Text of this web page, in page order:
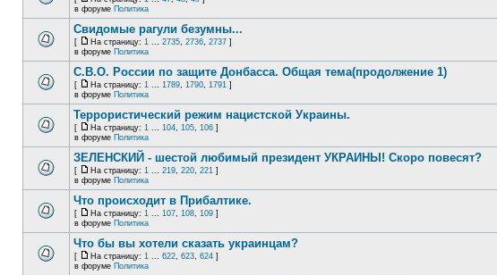
в форуме Политика
Свидомые рагули безумны...
[ На страницу: 1 ... 2735, 2736, 2737 ]
в форуме Политика
С.В.О. России по защите Донбасса. Общая тема(продолжение 1)
[ На страницу: 1 ... 1789, 1790, 1791 ]
в форуме Политика
Террористический режим нацистской Украины.
[ На страницу: 1 ... 104, 105, 106 ]
в форуме Политика
ЗЕЛЕНСКИЙ - шестой любимый президент УКРАИНЫ! Скоро повесят?
[ На страницу: 1 ... 219, 220, 221 ]
в форуме Политика
Что происходит в Прибалтике.
[ На страницу: 1 ... 107, 108, 109 ]
в форуме Политика
Что бы вы хотели сказать украинцам?
[ На страницу: 1 ... 622, 623, 624 ]
в форуме Политика